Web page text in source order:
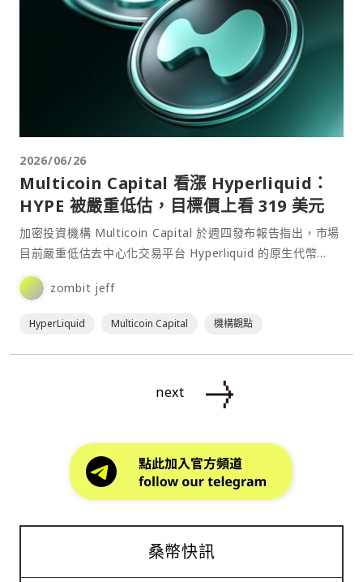
2026/06/26
Multicoin Capital 看漲 Hyperliquid：
HYPE 被嚴重低估，目標價上看 319 美元
加密投資機構 Multicoin Capital 於週四發布報告指出，市場
目前嚴重低估去中心化交易平台 Hyperliquid 的原生代幣
HYPE，並預期其在未來⋯
zombit jeff
HyperLiquid Multicoin Capital 機構觀點
next
桑幣快訊